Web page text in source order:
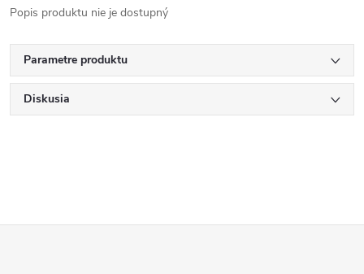
Popis produktu nie je dostupný
Parametre produktu
Diskusia